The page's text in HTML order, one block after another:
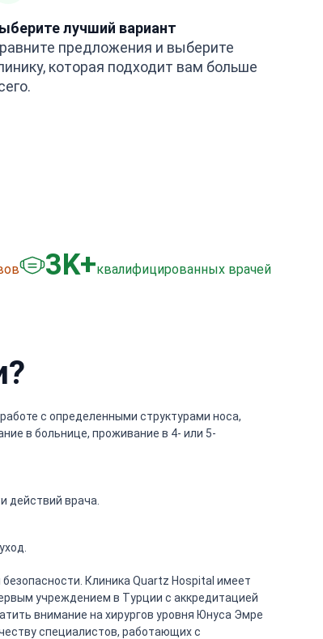
лучший вариант
предложения и выберите
которая подходит вам больше
3K+квалифицированных врачей
с определенными структурами носа,
в больнице, проживание в 4- или 5-
действий врача.
Клиника Quartz Hospital имеет
учреждением в Турции с аккредитацией
внимание на хирургов уровня Юнуса Эмре
специалистов, работающих с